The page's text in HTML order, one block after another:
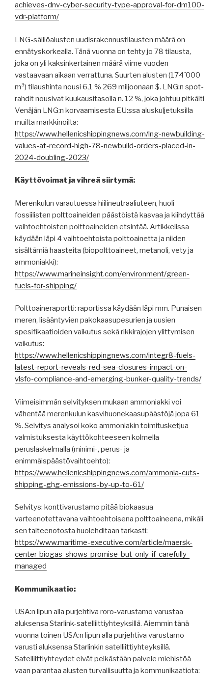
achieves-dnv-cyber-security-type-approval-for-dm100-
vdr-platform/
LNG-säiliöalusten uudisrakennustilausten määrä on
ennätyskorkealla. Tänä vuonna on tehty jo 78 tilausta,
joka on yli kaksinkertainen määrä viime vuoden
vastaavaan aikaan verrattuna. Suurten alusten (174´000
m³) tilaushinta nousi 6,1 % 269 miljoonaan $. LNG:n spot-
rahdit nousivat kuukausitasolla n. 12 %, joka johtuu pitkälti
Venäjän LNG:n korvaamisesta EU:ssa aluskuljetuksilla
muilta markkinoilta:
https://www.hellenicshippingnews.com/lng-newbuilding-
values-at-record-high-78-newbuild-orders-placed-in-
2024-doubling-2023/
Käyttövoimat ja vihreä siirtymä:
Merenkulun varautuessa hiilineutraaliuteen, huoli
fossiilisten polttoaineiden päästöistä kasvaa ja kiihdyttää
vaihtoehtoisten polttoaineiden etsintää. Artikkelissa
käydään läpi 4 vaihtoehtoista polttoainetta ja niiden
sisältämiä haasteita (biopolttoaineet, metanoli, vety ja
ammoniakki):
https://www.marineinsight.com/environment/green-
fuels-for-shipping/
Polttoaineraportti: raportissa käydään läpi mm. Punaisen
meren, lisääntyvien pakokaasupesurien ja uusien
spesifikaatioiden vaikutus sekä rikkirajojen ylittymisen
vaikutus:
https://www.hellenicshippingnews.com/integr8-fuels-
latest-report-reveals-red-sea-closures-impact-on-
vlsfo-compliance-and-emerging-bunker-quality-trends/
Viimeisimmän selvityksen mukaan ammoniakki voi
vähentää merenkulun kasvihuonekaasupäästöjä jopa 61
%. Selvitys analysoi koko ammoniakin toimitusketjua
valmistuksesta käyttökohteeseen kolmella
peruslaskelmalla (minimi-, perus- ja
enimmäispäästövaihtoehto):
https://www.hellenicshippingnews.com/ammonia-cuts-
shipping-ghg-emissions-by-up-to-61/
Selvitys: konttivarustamo pitää biokaasua
varteenotettavana vaihtoehtoisena polttoaineena, mikäli
sen talteenotosta huolehditaan tarkasti:
https://www.maritime-executive.com/article/maersk-
center-biogas-shows-promise-but-only-if-carefully-
managed
Kommunikaatio:
USA:n lipun alla purjehtiva roro-varustamo varustaa
aluksensa Starlink-satelliittiyhteyksillä. Aiemmin tänä
vuonna toinen USA:n lipun alla purjehtiva varustamo
varusti aluksensa Starlinkin satelliittiyhteyksillä.
Satelliittiyhteydet eivät pelkästään palvele miehistöä
vaan parantaa alusten turvallisuutta ja kommunikaatiota: